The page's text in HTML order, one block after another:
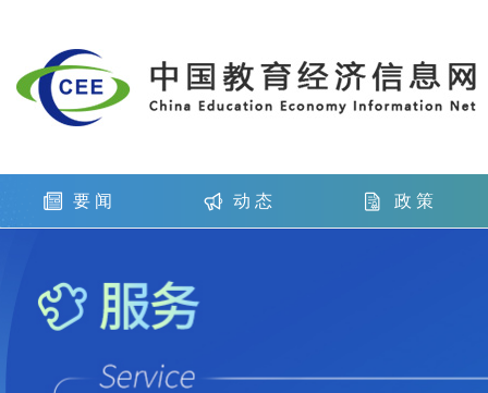
要 闻 动 态 政 策